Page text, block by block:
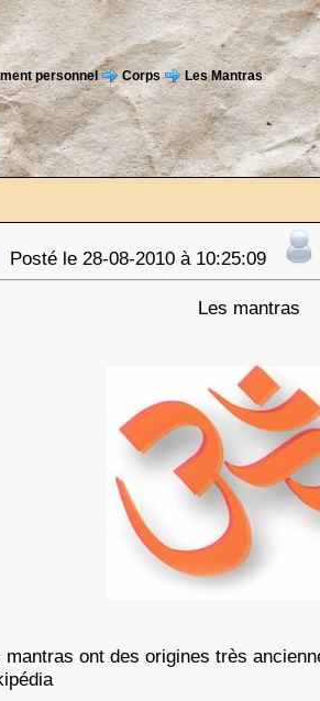
personnel Corps Les Mantras
Posté le 28-08-2010 à 10:25:09
Les mantras
mantras ont des origines très